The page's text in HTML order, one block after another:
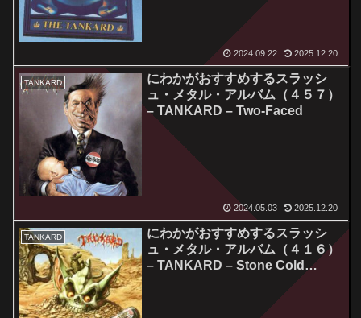
2024.09.22 2025.12.20
TANKARD
にわかがおすすめするスラッシ
ュ・メタル・アルバム（４５７）
– TANKARD – Two-Faced
2024.05.03 2025.12.20
TANKARD
にわかがおすすめするスラッシ
ュ・メタル・アルバム（４１６）
– TANKARD – Stone Cold